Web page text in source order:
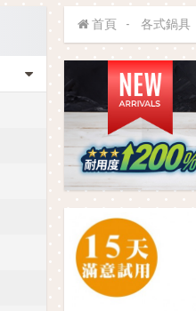
首頁 各式鍋具